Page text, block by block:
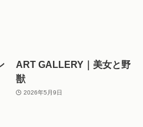
ART GALLERY｜美女と野
獣
2026年5月9日